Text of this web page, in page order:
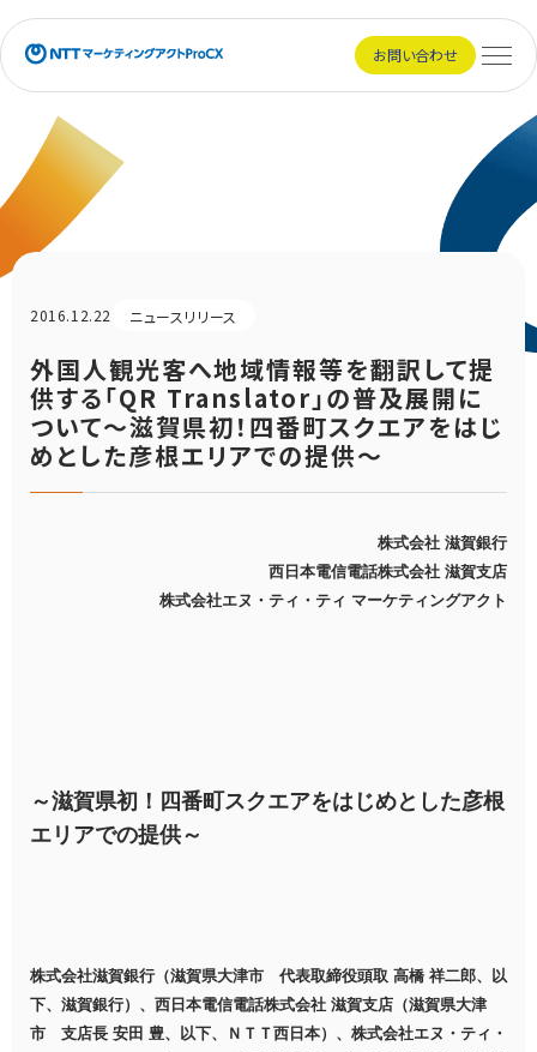
NTTマーケティングアクトProCX お問い合わせ
メニ
2016.12.22 ニュースリリース
外国人観光客へ地域情報等を翻訳して提
供する「QR Translator」の普及展開に
ついて～滋賀県初！四番町スクエアをはじ
めとした彦根エリアでの提供～
株式会社 滋賀銀行
西日本電信電話株式会社 滋賀支店
株式会社エヌ・ティ・ティ マーケティングアクト
～滋賀県初！四番町スクエアをはじめとした彦根
エリアでの提供～
株式会社滋賀銀行（滋賀県大津市 代表取締役頭取 高橋 祥二郎、以
下、滋賀銀行）、西日本電信電話株式会社 滋賀支店（滋賀県大津
市 支店長 安田 豊、以下、ＮＴＴ西日本）、株式会社エヌ・ティ・